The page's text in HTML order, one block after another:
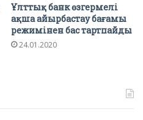
Ұлттық банк өзгермелі
ақша айырбастау бағамы
режимінен бас тартпайды
24.01.2020